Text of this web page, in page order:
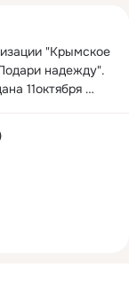
"Крымское
надежду".
11октября
людей с
сформировать
и за